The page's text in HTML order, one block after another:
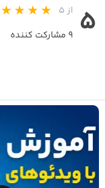
۵ از ۵
۹ مشارکت کننده